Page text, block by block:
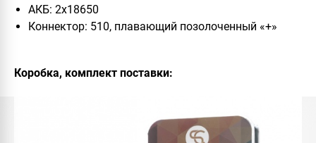
АКБ: 2x18650
Коннектор: 510, плавающий позолоченный «+»
Коробка, комплект поставки: